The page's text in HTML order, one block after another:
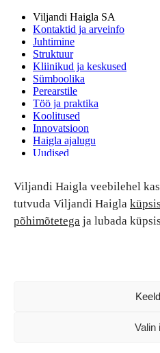
Viljandi Haigla veebilehel
tutvuda Viljandi Haigla
põhimõtetega ja lubada
Valin
Viljandi Haigla SA
Kontaktid ja arveinfo
Juhtimine
Struktuur
Kliinikud ja keskused
Sümboolika
Perearstile
Töö ja praktika
Koolitused
Innovatsioon
Haigla ajalugu
Uudised
Patsiendi turvalisus ja
Patsiendi õigused ja
Patsiendiohutus
Patsientide nõukoda